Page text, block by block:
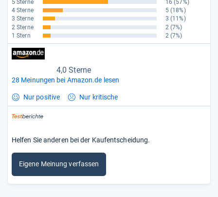
5 Sterne 16 (57%)
4 Sterne
5 (18%)
3 Sterne
3 (11%)
2 Sterne
2 (7%)
1 Stern
2 (7%)
4,0 Sterne
28 Meinungen bei Amazon.de lesen
Nur positive Nur kritische
Helfen Sie anderen bei der Kaufentscheidung.
Eigene Meinung verfassen